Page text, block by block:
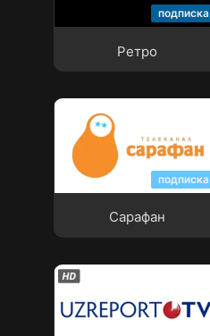
подписка
Ретро
подписка
Сарафан
Сарафан